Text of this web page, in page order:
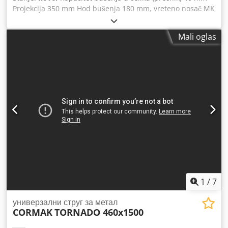
kg (mereno) Mašina je u veoma dobrom stanju.
Projekcija 350 mm Hod bušenja 180 mm, vreteno nosač MK
4 MK Tabela: 560 k 560 mm Prečnik kolone 140 mm brzina
50 - 1450 rpm Djdeupxhiopfx Amyjck Feeds 0.1 - 0.2
mm/obo Ukupna potreba za napajanjem 1,5 kV TežinaMali oglas
1 /7
универзални струг за метал
CORMAKTORNADO 460x1500